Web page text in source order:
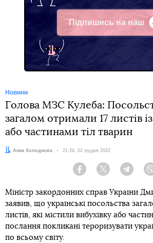
Підпишись на наш
Facebook
Новини
Голова МЗС Кулеба:
загалом отримали 17 листів
або частинами тіл тварин
Автор:
Анна Холоднова Дата:
21:24, 02 грудня 2022
Facebook Twitter
Міністр закордонних справ України
заявив, що українські посольства
листів, які містили вибухівку або
послання покликані тероризувати
по всьому світу.